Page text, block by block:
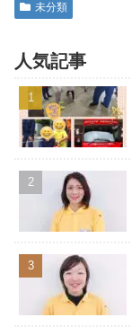
未分類
人気記事